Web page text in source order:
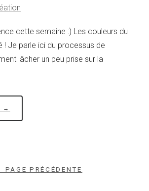
cette semaine :) Les couleurs du
! Je parle ici du processus de
lâcher un peu prise sur la
→
PAGE PRÉCÉDENTE